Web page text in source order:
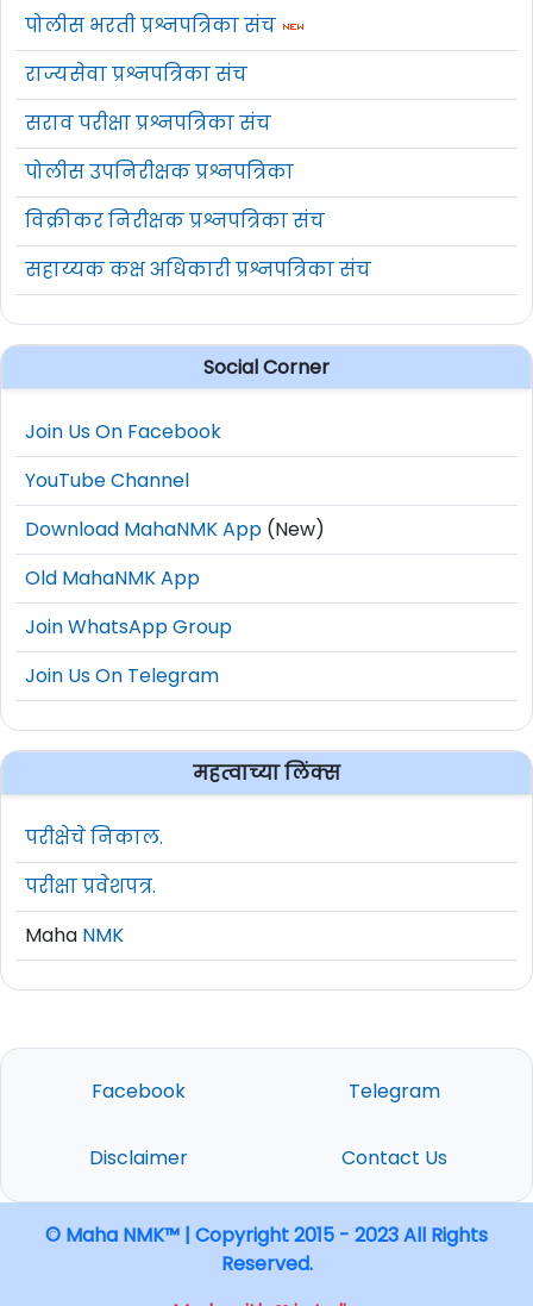
पोलीस भरती प्रश्नपत्रिका संच
राज्यसेवा प्रश्नपत्रिका संच
सराव परीक्षा प्रश्नपत्रिका संच
पोलीस उपनिरीक्षक प्रश्नपत्रिका
विक्रीकर निरीक्षक प्रश्नपत्रिका संच
सहाय्यक कक्ष अधिकारी प्रश्नपत्रिका संच
Social Corner
Join Us On Facebook
YouTube Channel
Download MahaNMK App (New)
Old MahaNMK App
Join WhatsApp Group
Join Us On Telegram
महत्वाच्या लिंक्स
परीक्षेचे निकाल.
परीक्षा प्रवेशपत्र.
Maha NMK
Facebook Telegram
Disclaimer Contact Us
© Maha NMK™ | Copyright 2015 - 2023 All Rights
Reserved.